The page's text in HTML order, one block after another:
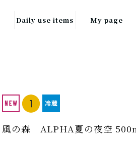
Daily use items
キッチン用品
グラス・酒器・
My page
風の森 ALPHA夏の夜空